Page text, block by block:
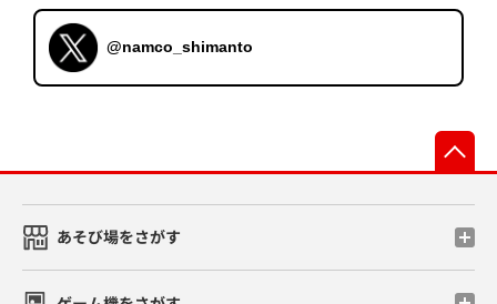
@namco_shimanto
あそび場をさがす